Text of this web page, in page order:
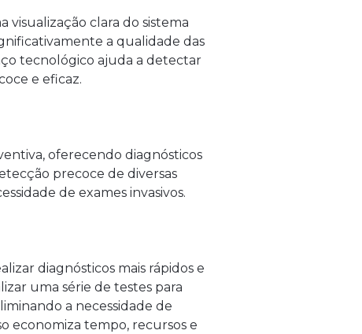
clara do sistema
a qualidade das
tecnológico ajuda a detectar
e eficaz.
oferecendo diagnósticos
precoce de diversas
de exames invasivos.
diagnósticos mais rápidos e
uma série de testes para
a necessidade de
economiza tempo, recursos e